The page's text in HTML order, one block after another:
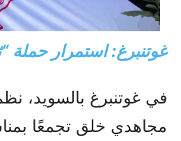
غوتنبرغ: استمرار حملة
في غوتنبرغ بالسويد،
مجاهدي خلق تجمعًا